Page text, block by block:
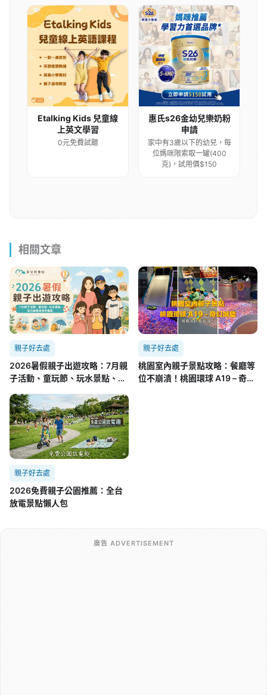
Etalking Kids 兒童線
上英文學習
0元免費試聽
惠氏s26金幼兒樂奶粉
申請
家中有3歲以下的幼兒，每
位媽咪限索取一罐(400
克)，試用價$150
相關文章
親子好去處
2026暑假親子出遊攻略：7月親
子活動、童玩節、玩水景點、室
親子好去處
桃園室內親子景點攻略：餐廳等
位不崩潰！桃園環球 A19 – 奇幻
親子好去處
2026免費親子公園推薦：全台
放電景點懶人包
廣告 ADVERTISEMENT